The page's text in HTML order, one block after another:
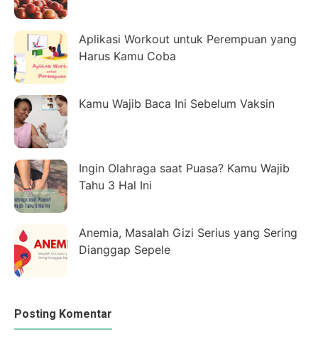
Aplikasi Workout untuk Perempuan yang
Harus Kamu Coba
Kamu Wajib Baca Ini Sebelum Vaksin
Ingin Olahraga saat Puasa? Kamu Wajib
Tahu 3 Hal Ini
Anemia, Masalah Gizi Serius yang Sering
Dianggap Sepele
Posting Komentar